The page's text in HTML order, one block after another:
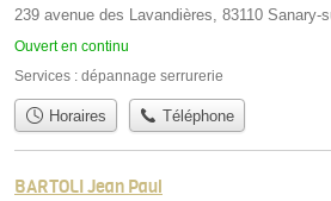
239 avenue des Lavandières, 83110 Sanary-
Ouvert en continu
Services : dépannage serrurerie
Horaires Téléphone
BARTOLI Jean Paul